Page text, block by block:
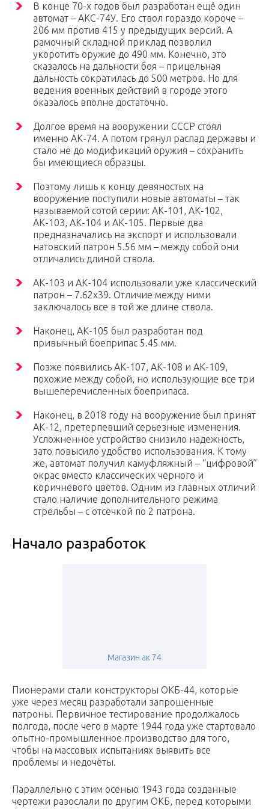
В конце 70-х годов был разработан ещё один
автомат – АКС-74У. Его ствол гораздо короче –
206 мм против 415 у предыдущих версий. А
рамочный складной приклад позволил
укоротить оружие до 490 мм. Конечно, это
сказалось на дальности боя – прицельная
дальность сократилась до 500 метров. Но для
ведения военных действий в городе этого
оказалось вполне достаточно.
Долгое время на вооружении СССР стоял
именно АК-74. А потом грянул распад державы и
стало не до модификаций оружия – сохранить
бы имеющиеся образцы.
Поэтому лишь к концу девяностых на
вооружение поступили новые автоматы – так
называемой сотой серии: АК-101, АК-102,
АК-103, АК-104 и АК-105. Первые два
предназначались на экспорт и использовали
натовский патрон 5.56 мм – между собой они
отличались длиной ствола.
АК-103 и АК-104 использовали уже классический
патрон – 7.62х39. Отличие между ними
заключалось все в той же длине ствола.
Наконец, АК-105 был разработан под
привычный боеприпас 5.45 мм.
Позже появились АК-107, АК-108 и АК-109,
похожие между собой, но использующие все три
вышеперечисленных боеприпаса.
Наконец, в 2018 году на вооружение был принят
АК-12, претерпевший серьезные изменения.
Усложненное устройство снизило надежность,
зато повысило удобство использования. К тому
же, автомат получил камуфляжный – “цифровой”
окрас вместо классических черного и
коричневого цветов. Одним из главных отличий
стало наличие дополнительного режима
стрельбы – с отсечкой по 2 патрона.
Начало разработок
Магазин ак 74
Пионерами стали конструкторы ОКБ-44, которые
уже через месяц разработали запрошенные
патроны. Первичное тестирование продолжалось
полгода, после чего в марте 1944 года уже стартовало
опытно-промышленное производство для того,
чтобы на массовых испытаниях выявить все
проблемы и недочёты.
Параллельно с этим осенью 1943 года созданные
чертежи разослали по другим ОКБ, перед которыми